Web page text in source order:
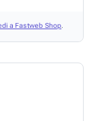
a Fastweb Shop